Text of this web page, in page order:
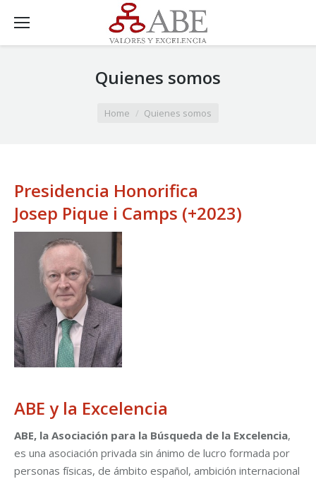
Quienes somos
Home Quienes somos
Presidencia Honorifica
Josep Pique i Camps (+2023)
ABE y la Excelencia
ABE, la Asociación para la Búsqueda de la Excelencia,
es una asociación privada sin ánimo de lucro formada por
personas físicas, de ámbito español, ambición internacional